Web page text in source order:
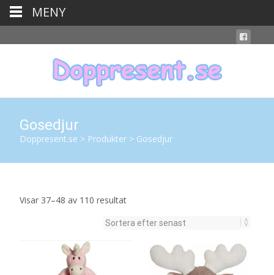
Gosedjur
Doppresent.se > Produkter > Gosedjur
Visar 37–48 av 110 resultatSortera
senaste
MENY